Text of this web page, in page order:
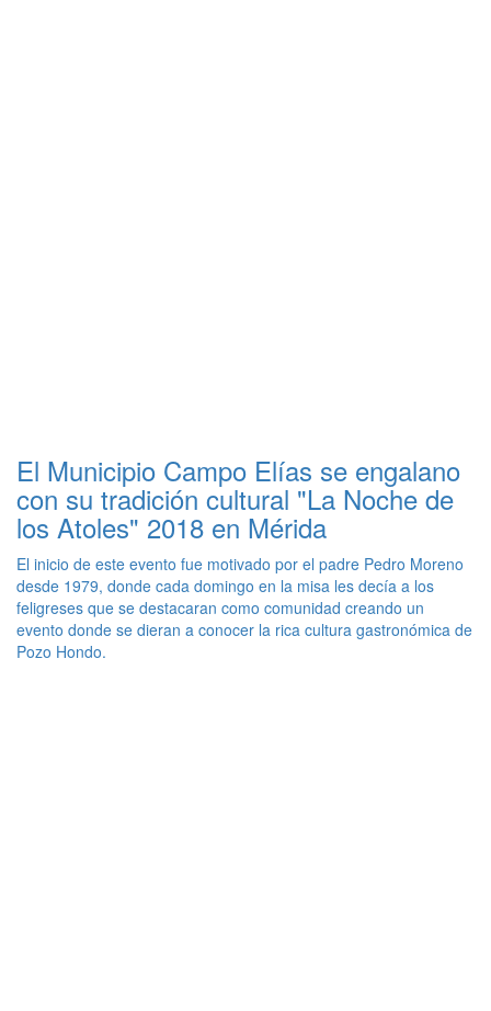
El Municipio Campo Elías se engalano
con su tradición cultural "La Noche de
los Atoles" 2018 en Mérida
El inicio de este evento fue motivado por el padre Pedro Moreno
desde 1979, donde cada domingo en la misa les decía a los
feligreses que se destacaran como comunidad creando un
evento donde se dieran a conocer la rica cultura gastronómica de
Pozo Hondo.